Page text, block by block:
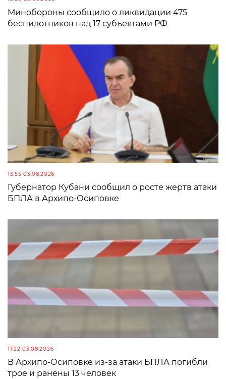
Минобороны сообщило о ликвидации 475
беспилотников над 17 субъектами РФ
15:55 03.08.2026
Губернатор Кубани сообщил о росте жертв атаки
БПЛА в Архипо-Осиповке
11:22 03.08.2026
В Архипо-Осиповке из-за атаки БПЛА погибли
трое и ранены 13 человек